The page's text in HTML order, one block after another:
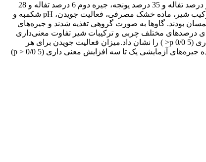
بررسی اثرات سطوح مختلف تفاله چغندر قند در جایگزینی نسبی با یونجه (به عنوان تنها منبع علوفه‌ای جیره) استفاده گردید (جیره یک حاوی صفر درصد تفاله و 35 درصد یونجه، جیره دوم 6 درصد تفاله و 28
درصد یونجه و جیره سوم 12 درصد تفاله و 22 درصد یونجه بر اساس ماده خشک) این طرح در قالب فرضیه جدید اثر الیاف موثر بر روی تولید و ترکیب شیر، ماده خشک مصرفی، فعالیت جویدن، pH شکمبه و
قابلیت هضم مواد مغذی، پایه ریزی گردید. جیره‌ها از لحاظ پروتئین خام (3/19 درصد) و دیواره سلولی (5/32 درصد) همسان بودند. گاوها به صورت گروهی تغذیه شدند و جیره‌های
تصحیح شده برای درصدهای مختلف چربی و ترکیبات شیر تفاوت معنی‌داری
نشان نداد. تجزیه واریانس مربوط به طول زمان فعالیت جویدن، در بین تیمارها تفاوت معنی داری نداشت ولی طول زمان نشخوار تفاوت معنی‌داری (5 0/0 p< ) را نشان داد.میزان فعالیت جویدن برای هر
کیلوگرم ماده خشک مصرفی و دیواره سلولی علوفه‌ای مصرفی نیز تفاوت معنی داری (5 0/0 < p) را نشان داد. pH شکمبه در گاوهای دریافت‌کننده جیره‌های آزمایشی یک تا سه افزایش معنی داری (5 0/0 < p)